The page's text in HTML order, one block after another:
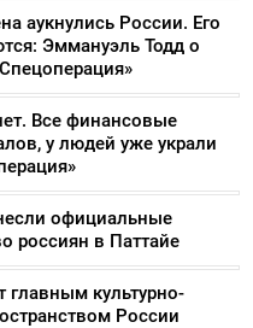
аукнулись России. Его
Эммануэль Тодд о
Все финансовые
у людей уже украли
официальные
россиян в Паттайе
культурно-
России